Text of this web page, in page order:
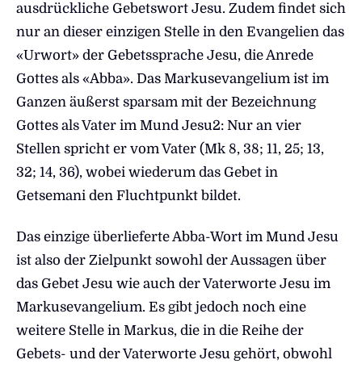
ausdrückliche Gebetswort Jesu. Zudem findet sich
nur an dieser einzigen Stelle in den Evangelien das
«Urwort» der Gebetssprache Jesu, die Anrede
Gottes als «Abba». Das Markusevangelium ist im
Ganzen äußerst sparsam mit der Bezeichnung
Gottes als Vater im Mund Jesu2: Nur an vier
Stellen spricht er vom Vater (Mk 8, 38; 11, 25; 13,
32; 14, 36), wobei wiederum das Gebet in
Getsemani den Fluchtpunkt bildet.
Das einzige überlieferte Abba-Wort im Mund Jesu
ist also der Zielpunkt sowohl der Aussagen über
das Gebet Jesu wie auch der Vaterworte Jesu im
Markusevangelium. Es gibt jedoch noch eine
weitere Stelle in Markus, die in die Reihe der
Gebets- und der Vaterworte Jesu gehört, obwohl